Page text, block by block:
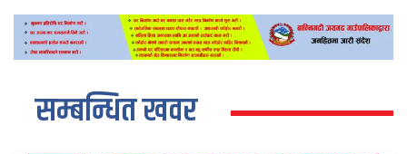
सम्बन्धित खवर